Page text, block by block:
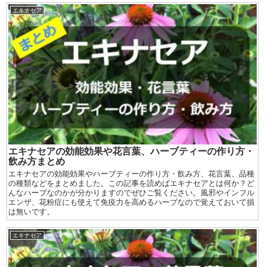
エキナセア
エキナセアの効能効果や花言葉、ハーブティーの作り方・
飲み方まとめ
エキナセアの効能効果やハーブティーの作り方・飲み方、花言葉、品種
の種類などをまとめました。この記事を読めばエキナセアとは何か？ど
んなハーブなのかが分かりますのでぜひご覧ください。風邪やインフル
エンザ、花粉症にも使えて免疫力を高めるハーブなので覚えておいて損
は無いです。
エキナセア